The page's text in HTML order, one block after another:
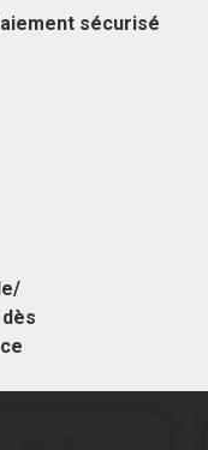
sécurisé